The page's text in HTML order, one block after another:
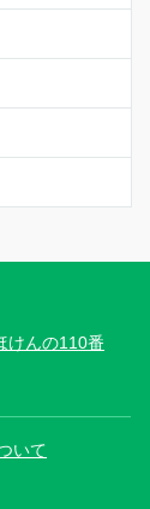
けんの110番
いて